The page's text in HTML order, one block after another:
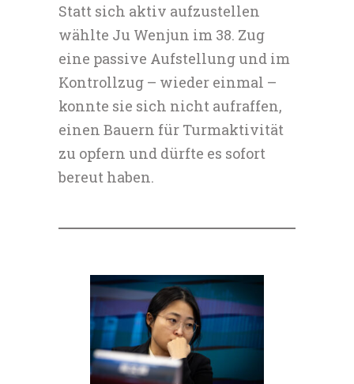
Statt sich aktiv aufzustellen
wählte Ju Wenjun im 38. Zug
eine passive Aufstellung und im
Kontrollzug – wieder einmal –
konnte sie sich nicht aufraffen,
einen Bauern für Turmaktivität
zu opfern und dürfte es sofort
bereut haben.